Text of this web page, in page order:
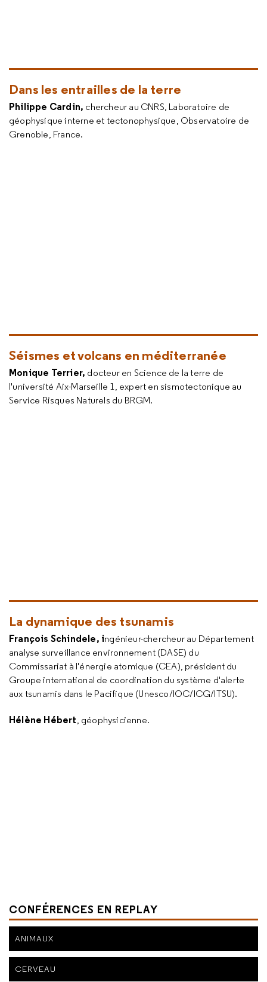
Dans les entrailles de la terre
Philippe Cardin, chercheur au CNRS, Laboratoire de
géophysique interne et tectonophysique, Observatoire de
Grenoble, France.
Séismes et volcans en méditerranée
Monique Terrier, docteur en Science de la terre de
l'université Aix-Marseille 1, expert en sismotectonique au
Service Risques Naturels du BRGM.
La dynamique des tsunamis
François Schindele, ingénieur-chercheur au Département
analyse surveillance environnement (DASE) du
Commissariat à l'énergie atomique (CEA), président du
Groupe international de coordination du système d'alerte
aux tsunamis dans le Pacifique (Unesco/IOC/ICG/ITSU).
Hélène Hébert, géophysicienne.
CONFÉRENCES EN REPLAY
ANIMAUX
CERVEAU